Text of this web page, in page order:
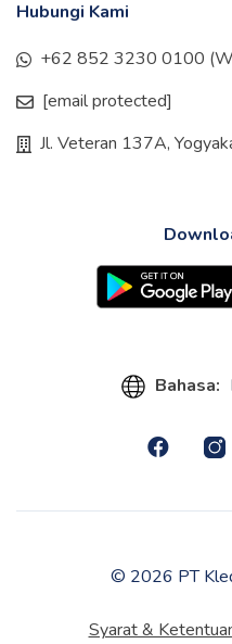
Hubungi Kami
+62 852 3230 0100
[email protected]
Jl. Veteran 137A,
Bahasa:
© 2026 PT
Syarat &